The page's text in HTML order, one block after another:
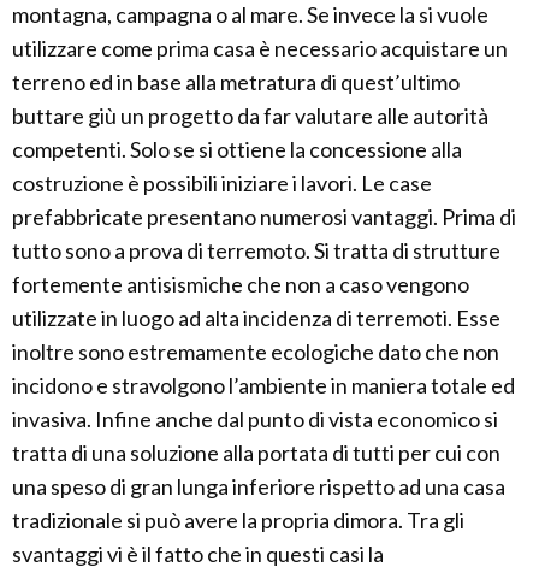
montagna, campagna o al mare. Se invece la si vuole
utilizzare come prima casa è necessario acquistare un
terreno ed in base alla metratura di quest’ultimo
buttare giù un progetto da far valutare alle autorità
competenti. Solo se si ottiene la concessione alla
costruzione è possibili iniziare i lavori. Le case
prefabbricate presentano numerosi vantaggi. Prima di
tutto sono a prova di terremoto. Si tratta di strutture
fortemente antisismiche che non a caso vengono
utilizzate in luogo ad alta incidenza di terremoti. Esse
inoltre sono estremamente ecologiche dato che non
incidono e stravolgono l’ambiente in maniera totale ed
invasiva. Infine anche dal punto di vista economico si
tratta di una soluzione alla portata di tutti per cui con
una speso di gran lunga inferiore rispetto ad una casa
tradizionale si può avere la propria dimora. Tra gli
svantaggi vi è il fatto che in questi casi la